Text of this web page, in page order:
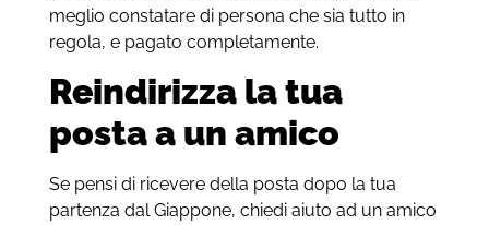
meglio constatare di persona che sia tutto in
regola, e pagato completamente.
Reindirizza la tua
posta a un amico
Se pensi di ricevere della posta dopo la tua
partenza dal Giappone, chiedi aiuto ad un amico